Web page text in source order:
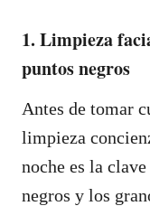
1. Limpieza
puntos negros
Antes de tomar
limpieza
noche es la
negros y los